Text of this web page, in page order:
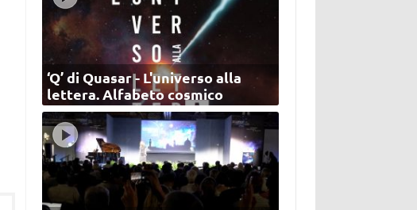
‘Q’ di Quasar - L'universo alla
lettera. Alfabeto cosmico